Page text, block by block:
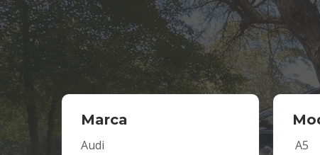
Marca
Audi A5